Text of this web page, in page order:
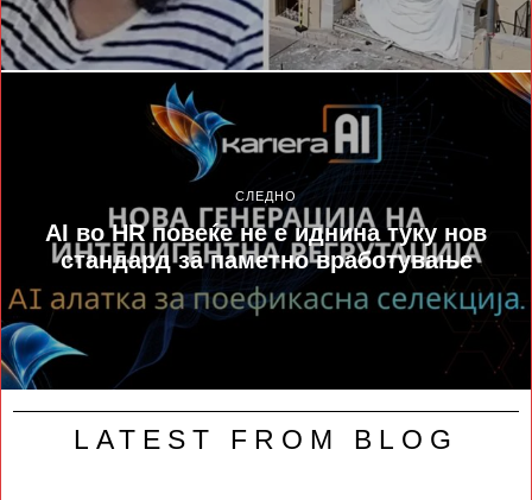
СЛЕДНО
AI во HR повеќе не е иднина туку нов
стандард за паметно вработување
LATEST FROM BLOG